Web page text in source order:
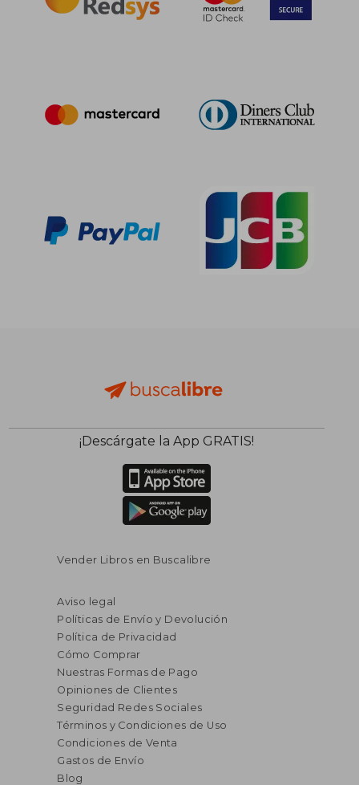
¡Descárgate la App GRATIS!
Vender Libros en Buscalibre
Aviso legal
Políticas de Envío y Devolución
Política de Privacidad
Cómo Comprar
Nuestras Formas de Pago
Opiniones de Clientes
Seguridad Redes Sociales
Términos y Condiciones de Uso
Condiciones de Venta
Gastos de Envío
Blog